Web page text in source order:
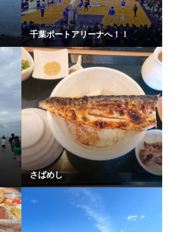
千葉ポートアリーナへ！！
さばめし